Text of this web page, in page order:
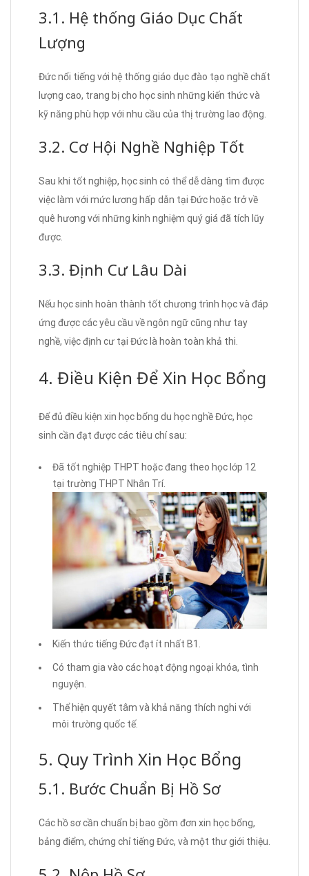
3.1. Hệ thống Giáo Dục Chất
Lượng
Đức nổi tiếng với hệ thống giáo dục đào tạo nghề chất
lượng cao, trang bị cho học sinh những kiến thức và
kỹ năng phù hợp với nhu cầu của thị trường lao động.
3.2. Cơ Hội Nghề Nghiệp Tốt
Sau khi tốt nghiệp, học sinh có thể dễ dàng tìm được
việc làm với mức lương hấp dẫn tại Đức hoặc trở về
quê hương với những kinh nghiệm quý giá đã tích lũy
được.
3.3. Định Cư Lâu Dài
Nếu học sinh hoàn thành tốt chương trình học và đáp
ứng được các yêu cầu về ngôn ngữ cũng như tay
nghề, việc định cư tại Đức là hoàn toàn khả thi.
4. Điều Kiện Để Xin Học Bổng
Để đủ điều kiện xin học bổng du học nghề Đức, học
sinh cần đạt được các tiêu chí sau:
Đã tốt nghiệp THPT hoặc đang theo học lớp 12
tại trường THPT Nhân Trí.
Kiến thức tiếng Đức đạt ít nhất B1.
Có tham gia vào các hoạt động ngoại khóa, tình
nguyện.
Thể hiện quyết tâm và khả năng thích nghi với
môi trường quốc tế.
5. Quy Trình Xin Học Bổng
5.1. Bước Chuẩn Bị Hồ Sơ
Các hồ sơ cần chuẩn bị bao gồm đơn xin học bổng,
bảng điểm, chứng chỉ tiếng Đức, và một thư giới thiệu.